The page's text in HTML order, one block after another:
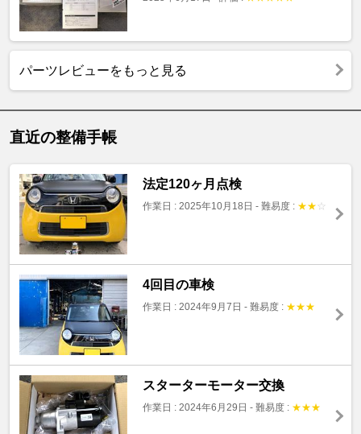
パーツレビューをもっと見る
直近の整備手帳
法定120ヶ月点検
作業日 : 2025年10月18日 - 難易度 : ★★ ☆
4回目の車検
作業日 : 2024年9月7日 - 難易度 : ★★★
スターターモーター交換
作業日 : 2024年6月29日 - 難易度 : ★★★